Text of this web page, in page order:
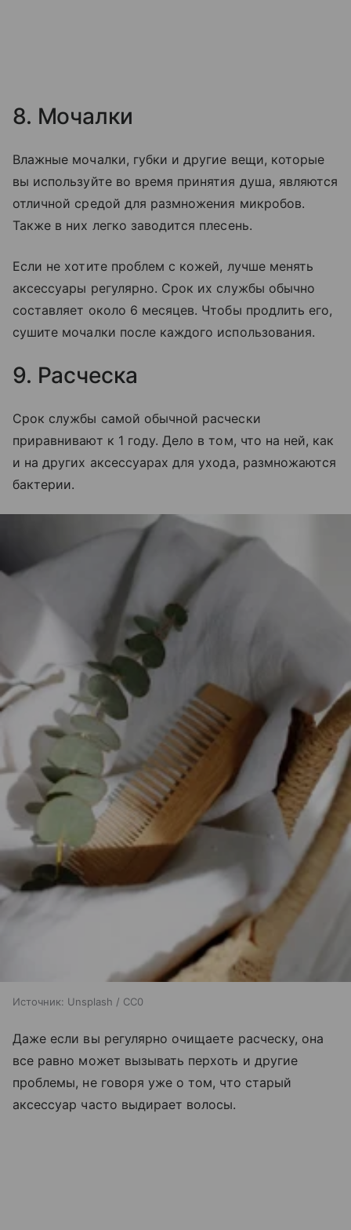
8. Мочалки
Влажные мочалки, губки и другие вещи, которые
вы используйте во время принятия душа, являются
отличной средой для размножения микробов.
Также в них легко заводится плесень.
Если не хотите проблем с кожей, лучше менять
аксессуары регулярно. Срок их службы обычно
составляет около 6 месяцев. Чтобы продлить его,
сушите мочалки после каждого использования.
9. Расческа
Срок службы самой обычной расчески
приравнивают к 1 году. Дело в том, что на ней, как
и на других аксессуарах для ухода, размножаются
бактерии.
Источник: Unsplash / CC0
Даже если вы регулярно очищаете расческу, она
все равно может вызывать перхоть и другие
проблемы, не говоря уже о том, что старый
аксессуар часто выдирает волосы.